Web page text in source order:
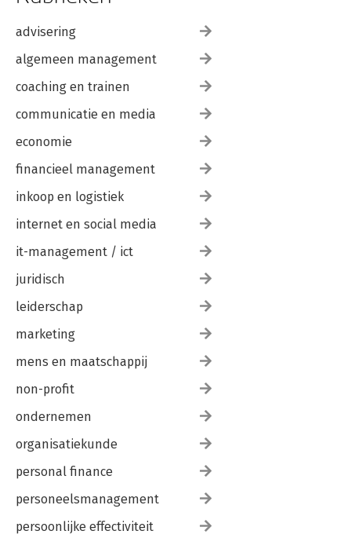
advisering
algemeen management
coaching en trainen
communicatie en media
economie
financieel management
inkoop en logistiek
internet en social media
it-management / ict
juridisch
leiderschap
marketing
mens en maatschappij
non-profit
ondernemen
organisatiekunde
personal finance
personeelsmanagement
persoonlijke effectiviteit